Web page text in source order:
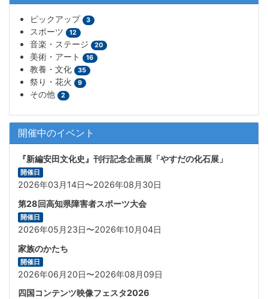
ピックアップ 3
スポーツ 12
音楽・ステージ 20
美術・アート 16
教養・文化 35
祭り・花火 9
その他 2
開催中のイベント
『新編安田文化史』刊行記念企画展「やすだの化石展」
開催日
2026年03月14日〜2026年08月30日
第28回高知県障害者スポーツ大会
開催日
2026年05月23日〜2026年10月04日
家族のかたち
開催日
2026年06月20日〜2026年08月09日
四国コンテンツ映像フェスタ2026